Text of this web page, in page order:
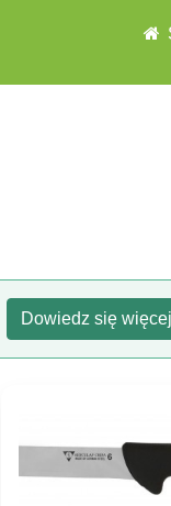
Dowiedz się więcej